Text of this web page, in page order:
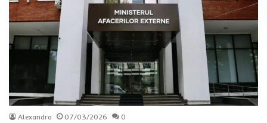
Alexandra 07/03/2026 0